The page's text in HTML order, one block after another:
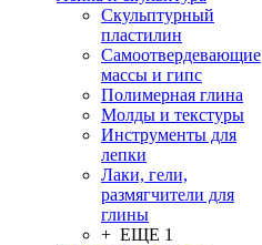
Скульптурный
пластилин
Самоотвердевающие
массы и гипс
Полимерная глина
Молды и текстуры
Инструменты для
лепки
Лаки, гели,
размягчители для
глины
+ ЕЩЕ 1